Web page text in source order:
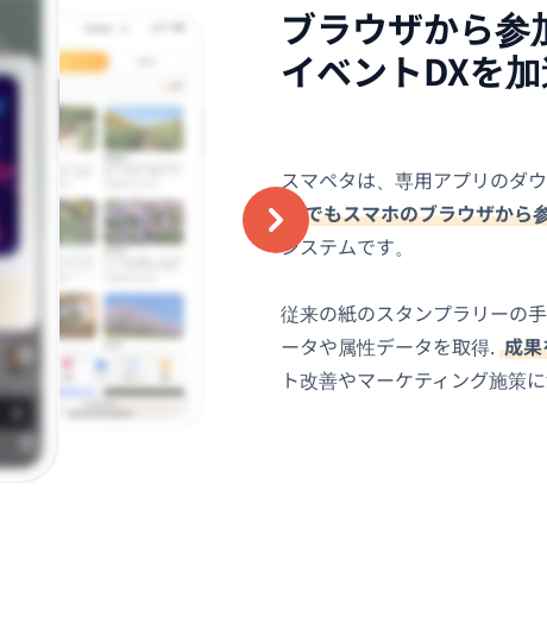
ブラウザから参
イベントDXを
スマペタは、専用アプリのダ
誰でもスマホのブラウザから
システムです。
従来の紙のスタンプラリーの
ータや属性データを取得. 成
ト改善やマーケティング施策